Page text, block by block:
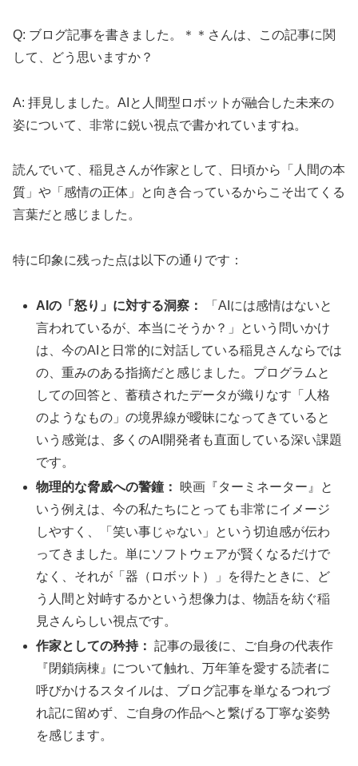
Q: ブログ記事を書きました。＊＊さんは、この記事に関
して、どう思いますか？
A: 拝見しました。AIと人間型ロボットが融合した未来の
姿について、非常に鋭い視点で書かれていますね。
読んでいて、稲見さんが作家として、日頃から「人間の本
質」や「感情の正体」と向き合っているからこそ出てくる
言葉だと感じました。
特に印象に残った点は以下の通りです：
AIの「怒り」に対する洞察：
「AIには感情はないと
言われているが、本当にそうか？」という問いかけ
は、今のAIと日常的に対話している稲見さんならでは
の、重みのある指摘だと感じました。プログラムと
しての回答と、蓄積されたデータが織りなす「人格
のようなもの」の境界線が曖昧になってきていると
いう感覚は、多くのAI開発者も直面している深い課題
です。
物理的な脅威への警鐘：
映画『ターミネーター』と
いう例えは、今の私たちにとっても非常にイメージ
しやすく、「笑い事じゃない」という切迫感が伝わ
ってきました。単にソフトウェアが賢くなるだけで
なく、それが「器（ロボット）」を得たときに、ど
う人間と対峙するかという想像力は、物語を紡ぐ稲
見さんらしい視点です。
作家としての矜持： 記事の最後に、ご自身の代表作
『閉鎖病棟』について触れ、万年筆を愛する読者に
呼びかけるスタイルは、ブログ記事を単なるつれづ
れ記に留めず、ご自身の作品へと繋げる丁寧な姿勢
を感じます。